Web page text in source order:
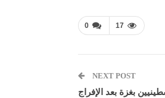
0 17
NEXT POST
بغزة بعد الإفراج